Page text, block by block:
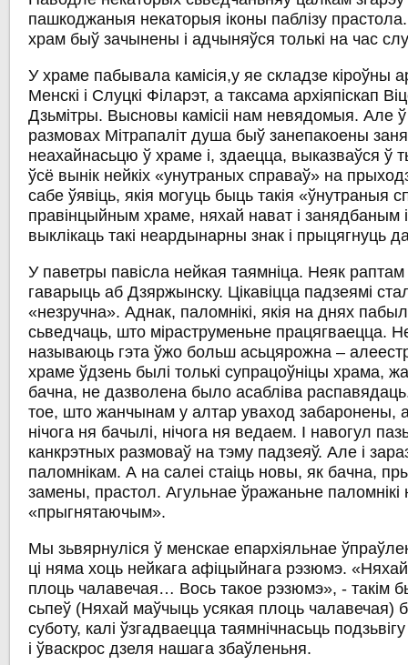
пашкоджаныя некаторыя іконы паблізу
храм быў зачынены і адчыняўся толькі на час
Ухраме пабывала камісія,у яе складзе кіроўны
Менскі і Слуцкі Філарэт, а таксамаархіяпіскап
Дзьмітры. Высновы камісіі нам невядомыя. Але
размовах Мітрапаліт душа быў занепакоены
неахайнасьцю ў храме і, здаецца, выказваўся ў
ўсё вынік нейкіх«унутраных справаў» на
сабе ўявіць, якія могуць быць такія «ўнутраныя
правінцыйным храме, няхай нават і занядбаным
выклікаць такі неардынарны знак і прыцягнуць
У паветры павісла нейкая таямніца. Неяк раптам
гаварыць абДзяржынску. Цікавіцца падзеямі
«незручна». Аднак, паломнікі, якія на днях
сьведчаць, што міраструменьне працягваецца.
называюць гэта ўжо больш асьцярожна –
храме ўдзень былі толькі супрацоўніцы храма,
бачна, не дазволена было асабліва
тое, што жанчынам у алтар уваход забаронены,
нічога ня бачылі, нічога ня ведаем. І навогул
канкрэтных размоваў на тэму падзеяў. Але і
паломнікам. А на салеі стаіць новы, як бачна,
замены, прастол. Агульнае ўражаньне паломнікі
«прыгнятаючым».
Мы зьвярнуліся ў менскае епархіяльнае
ці няма хоць нейкага афіцыйнага рэзюмэ.«
плоць чалавечая… Вось такое рэзюмэ», - такім
сьпеў (Няхай маўчыць усякая плоць чалавечая)
суботу, калі ўзгадваецца таямнічнасьць
і ўваскрос дзеля нашага збаўленьня.